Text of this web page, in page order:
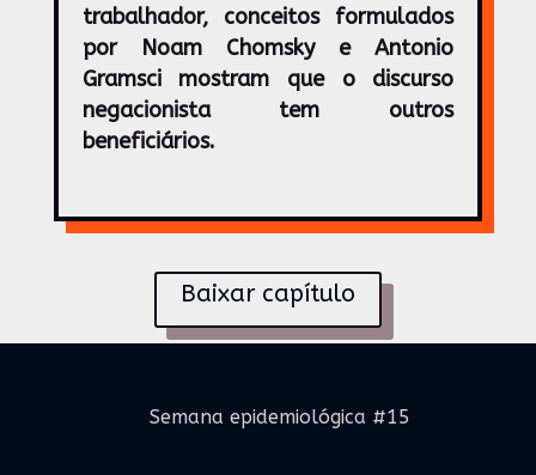
trabalhador, conceitos formulados
por Noam Chomsky e Antonio
Gramsci mostram que o discurso
negacionista tem outros
beneficiários.
Baixar capítulo
Semana epidemiológica #15